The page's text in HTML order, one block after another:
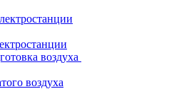
воздуха
воздуха